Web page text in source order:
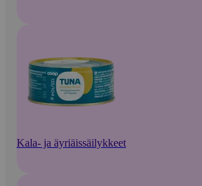
Kala- ja äyriäissäilykkeet